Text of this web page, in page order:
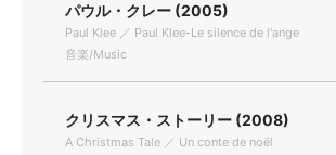
パウル・クレー (2005)
Paul Klee ／ Paul Klee-Le silence de l'ange
音楽/Music
クリスマス・ストーリー (2008)
A Christmas Tale ／ Un conte de noël